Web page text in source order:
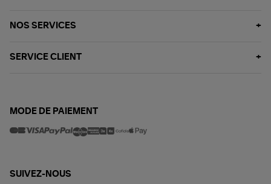
NOS SERVICES
SERVICE CLIENT
MODE DE PAIEMENT
SUIVEZ-NOUS